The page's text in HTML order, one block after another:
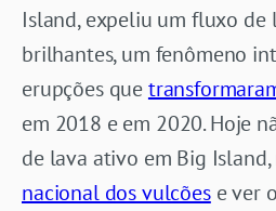
Island, expeliu um fluxo de
brilhantes, um fenômeno
erupções que
em 2018 e em 2020. Hoje
de lava ativo em Big
nacional dos vulcõese ver